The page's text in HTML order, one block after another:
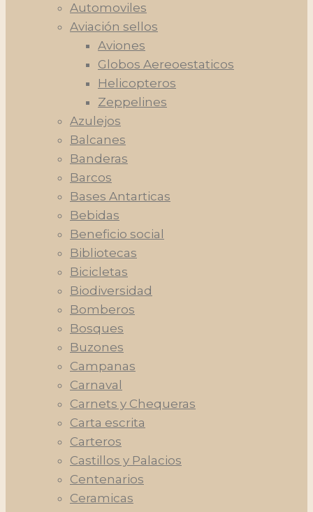
Automoviles
Aviación sellos
Aviones
Globos Aereoestaticos
Helicopteros
Zeppelines
Azulejos
Balcanes
Banderas
Barcos
Bases Antarticas
Bebidas
Beneficio social
Bibliotecas
Bicicletas
Biodiversidad
Bomberos
Bosques
Buzones
Campanas
Carnaval
Carnets y Chequeras
Carta escrita
Carteros
Castillos y Palacios
Centenarios
Ceramicas